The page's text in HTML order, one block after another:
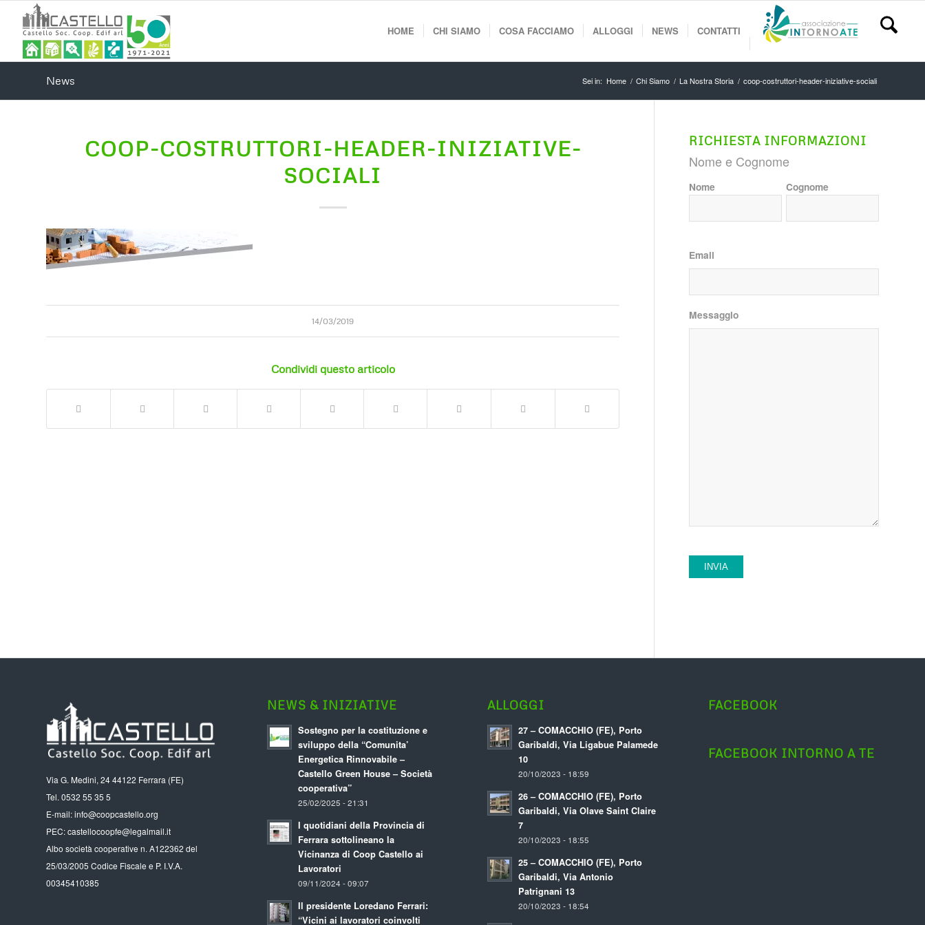
HOME CHI SIAMO COSA FACCIAMO ALLOGGI NEWS CONTATTI
News Sei in: Home / Chi Siamo / La Nostra Storia / coop-costruttori-header-iniziative-sociali
COOP-COSTRUTTORI-HEADER-INIZIATIVE-
SOCIALI
14/03/2019
Condividi questo articolo
RICHIESTA INFORMAZIONI
Nome e Cognome
Nome Cognome
Email
Messaggio
Via G. Medini, 24 44122 Ferrara (FE)
Tel. 0532 55 35 5
E-mail: info@coopcastello.org
PEC: castellocoopfe@legalmail.it
Albo società cooperative n. A122362 del
25/03/2005 Codice Fiscale e P. I.V.A.
00345410385
NEWS & INIZIATIVE
Sostegno per la costituzione e
sviluppo della “Comunita’
Energetica Rinnovabile –
Castello Green House – Società
cooperativa”
25/02/2025 - 21:31
I quotidiani della Provincia di
Ferrara sottolineano la
Vicinanza di Coop Castello ai
Lavoratori
09/11/2024 - 09:07
Il presidente Loredano Ferrari:
“Vicini ai lavoratori coinvolti
ALLOGGI
27 – COMACCHIO (FE), Porto
Garibaldi, Via Ligabue Palamede
10
20/10/2023 - 18:59
26 – COMACCHIO (FE), Porto
Garibaldi, Via Olave Saint Claire
7
20/10/2023 - 18:55
25 – COMACCHIO (FE), Porto
Garibaldi, Via Antonio
Patrignani 13
20/10/2023 - 18:54
FACEBOOK
FACEBOOK INTORNO A TE